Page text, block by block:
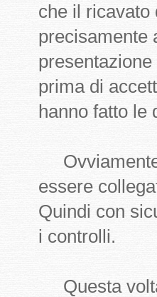
che il ricavato
precisamente
prima di
hanno fatto le
Ovviamente
essere
Quindi con
i controlli.
Questa